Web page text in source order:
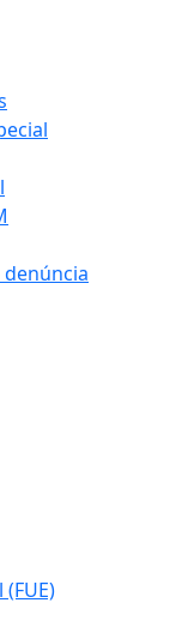
denúncia